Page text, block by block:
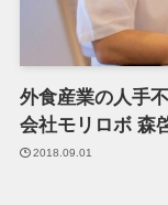
外食産業の人手
会社モリロボ 森
2018.09.01